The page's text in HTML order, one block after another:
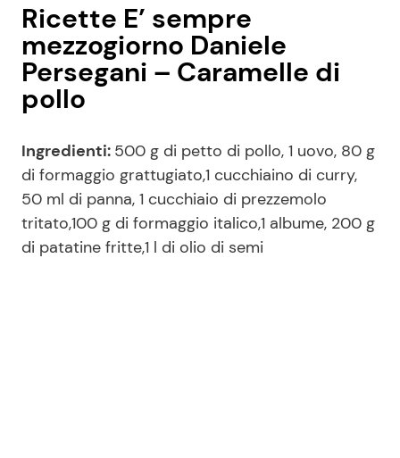
Privacy Policy
Ricette E’ sempre
mezzogiorno Daniele
Persegani – Caramelle di
pollo
Ingredienti: 500 g di petto di pollo, 1 uovo, 80 g
di formaggio grattugiato,1 cucchiaino di curry,
50 ml di panna, 1 cucchiaio di prezzemolo
tritato,100 g di formaggio italico,1 albume, 200 g
di patatine fritte,1 l di olio di semi